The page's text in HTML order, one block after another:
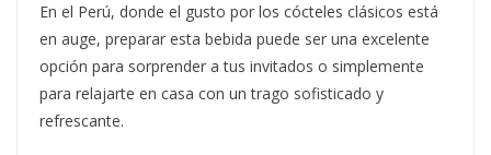
En el Perú, donde el gusto por los cócteles clásicos está
en auge, preparar esta bebida puede ser una excelente
opción para sorprender a tus invitados o simplemente
para relajarte en casa con un trago sofisticado y
refrescante.